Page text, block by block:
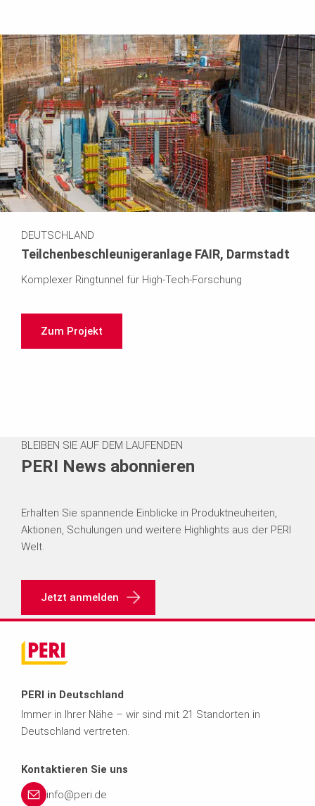
DEUTSCHLAND
Teilchenbeschleunigeranlage FAIR, Darmstadt
Komplexer Ringtunnel für High-Tech-Forschung
Zum Projekt
BLEIBEN SIE AUF DEM LAUFENDEN
PERI News abonnieren
Erhalten Sie spannende Einblicke in Produktneuheiten,
Aktionen, Schulungen und weitere Highlights aus der PERI
Welt.
Jetzt anmelden
PERI in Deutschland
Immer in Ihrer Nähe – wir sind mit 21 Standorten in
Deutschland vertreten.
Kontaktieren Sie uns
info@peri.de